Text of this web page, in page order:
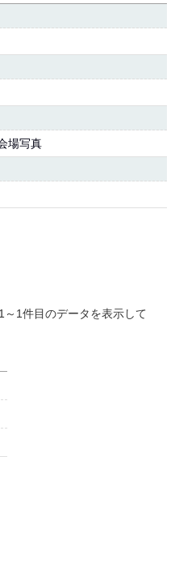
場写真
1件目のデータを表示して